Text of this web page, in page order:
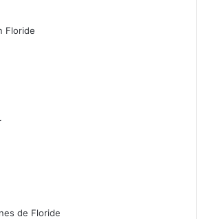
Floride
de Floride